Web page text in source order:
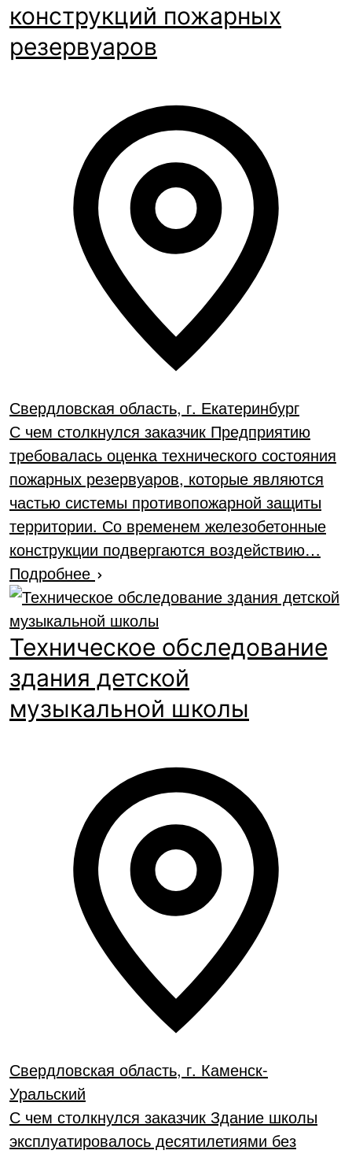
конструкций пожарных
резервуаров
Свердловская область, г. Екатеринбург
С чем столкнулся заказчик Предприятию
требовалась оценка технического состояния
пожарных резервуаров, которые являются
частью системы противопожарной защиты
территории. Со временем железобетонные
конструкции подвергаются воздействию…
Подробнее
Техническое обследование
здания детской
музыкальной школы
Свердловская область, г. Каменск-
Уральский
С чем столкнулся заказчик Здание школы
эксплуатировалось десятилетиями без